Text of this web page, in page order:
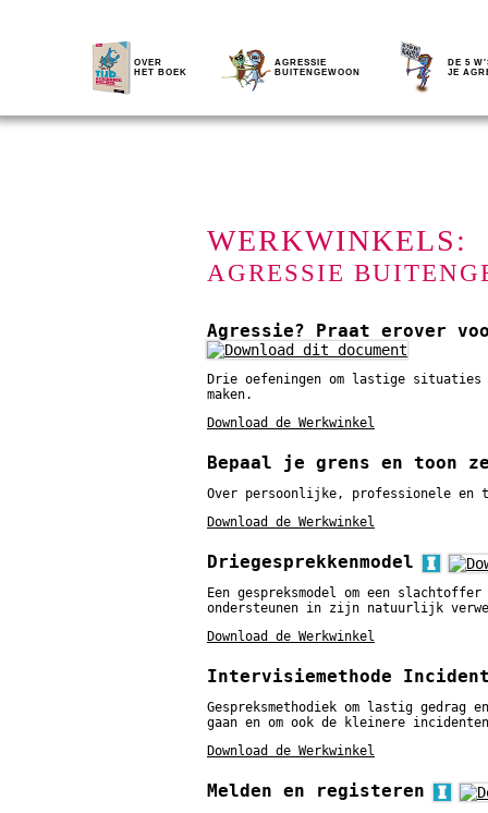
OVER
HET BOEK
AGRESSIE
BUITENGEWOON
DE 5
JE
WERKWINKELS:
AGRESSIE
Agressie? Praat erover
Drie oefeningen om lastige
maken.
Download de Werkwinkel
Bepaal je grens en toon
Over persoonlijke, professionele en
Download de Werkwinkel
Driegesprekkenmodel
Een gespreksmodel om een
ondersteunen in zijn natuurlijk
Download de Werkwinkel
Intervisiemethode
Gespreksmethodiek om lastig gedrag
gaan en om ook de kleinere
Download de Werkwinkel
Melden en registeren